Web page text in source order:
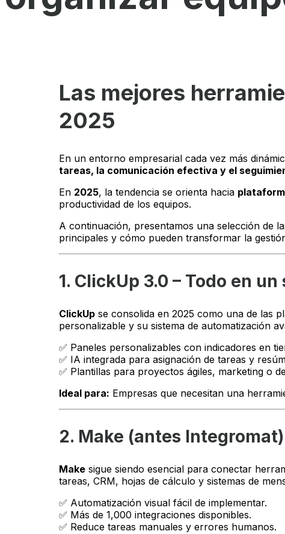
Las mejores
2025
En un entorno empresarial cada vez más
tareas, la comunicación efectiva y el
En 2025, la tendencia se orienta hacia
productividad de los equipos.
A continuación, presentamos una selección de
principales y cómo pueden transformar la
1. ClickUp 3.0 – Todo en
ClickUp se consolida en 2025 como una de las
personalizable y su sistema de automatización
✅ Paneles personalizables con indicadores en
✅ IA integrada para asignación de tareas y
✅ Plantillas para proyectos ágiles, marketing o
Ideal para: Empresas que necesitan una
2. Make (antes
Make sigue siendo esencial para conectar
tareas, CRM, hojas de cálculo y sistemas de
✅ Automatización visual fácil de implementar.
✅ Más de 1,000 integraciones disponibles.
✅ Reduce tareas manuales y errores humanos.